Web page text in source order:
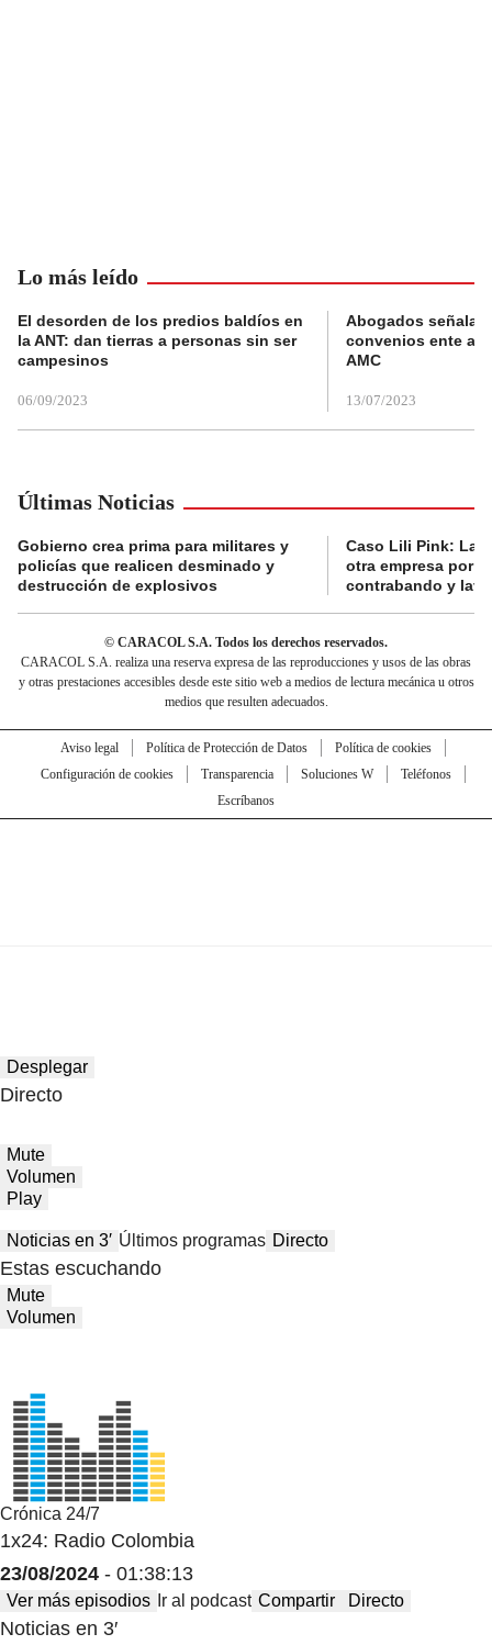
Lo más leído
El desorden de los predios baldíos en
la ANT: dan tierras a personas sin ser
campesinos
06/09/2023
Abogados
convenios ente
AMC
13/07/2023
Últimas Noticias
Gobierno crea prima para militares y
policías que realicen desminado y
destrucción de explosivos
Caso Lili Pink: La
otra empresa por
contrabando y
© CARACOL S.A. Todos los derechos reservados.
CARACOL S.A. realiza una reserva expresa de las reproducciones y usos de las obras
y otras prestaciones accesibles desde este sitio web a medios de lectura mecánica u otros
medios que resulten adecuados.
Aviso legal Política de Protección de Datos
Política de cookies
Configuración de cookies
Transparencia Soluciones W
Teléfonos
Escríbanos
Desplegar
Directo
Mute
Volumen
Play
Noticias en 3′ Últimos programas Directo
Estas escuchando
Mute
Volumen
Crónica 24/7
1x24: Radio Colombia
23/08/2024 - 01:38:13
Ver más episodios Ir al podcast Compartir Directo
Noticias en 3′